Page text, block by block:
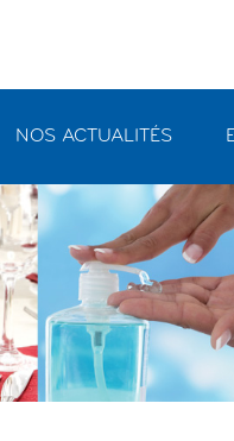
NOS ACTUALITÉS